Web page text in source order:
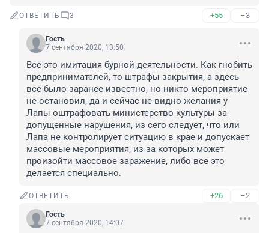
ОТВЕТИТЬ 3 +55 –3
Гость
7 сентября 2020, 13:50
Всё это имитация бурной деятельности. Как гнобить
предпринимателей, то штрафы закрытия, а здесь
всё было заранее известно, но никто мероприятие
не остановил, да и сейчас не видно желания у
Лапы оштрафовать министерство культуры за
допущенные нарушения, из сего следует, что или
Лапа не контролирует ситуацию в крае и допускает
массовые мероприятия, из за которых может
произойти массовое заражение, либо все это
делается специально.
ОТВЕТИТЬ +26 –2
Гость
7 сентября 2020, 14:07